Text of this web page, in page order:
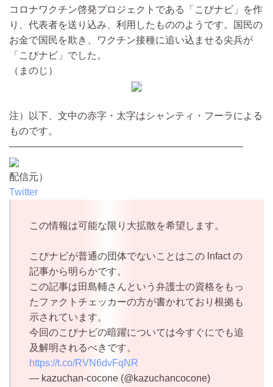
コロナワクチン啓発プロジェクトである「こびナビ」を作
り、代表者を送り込み、利用したもののようです。国民の
お金で国民を欺き、ワクチン接種に追い込ませる尖兵が
「こびナビ」でした。
（まのじ）
注）以下、文中の赤字・太字はシャンティ・フーラによる
ものです。
————————————————————————
配信元）
Twitter
この情報は可能な限り大拡散を希望します。
こびナビが普通の団体でないことはこの lnfact の
記事から明らかです。
この記事は田島輔さんという弁護士の資格をもっ
たファクトチェッカーの方が書かれており根拠も
示されています。
今回のこびナビの暗躍については今すぐにでも追
及解明されるべきです。
https://t.co/RVN6dvFqNR
— kazuchan-cocone (@kazuchancocone)